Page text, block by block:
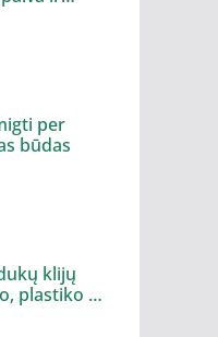
per
būdas
klijų
plastiko ar